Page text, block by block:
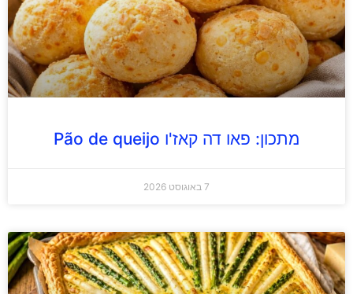
מתכון: פאו דה קאז'ו Pão de queijo
7 באוגוסט 2026